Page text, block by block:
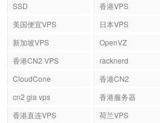
SSD
香港VPS
美国便宜VPS
日本VPS
新加坡VPS
OpenVZ
香港CN2 VPS
racknerd
CloudCone
香港CN2
cn2 gia vps
香港服务器
香港直连VPS
荷兰VPS